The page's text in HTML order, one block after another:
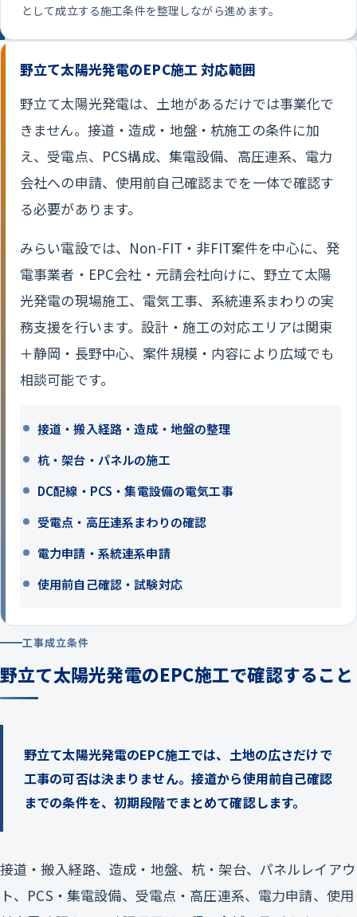
として成立する施工条件を整理しながら進めます。
野立て太陽光発電のEPC施工 対応範囲
野立て太陽光発電は、土地があるだけでは事業化で
きません。接道・造成・地盤・杭施工の条件に加
え、受電点、PCS構成、集電設備、高圧連系、電力
会社への申請、使用前自己確認までを一体で確認す
る必要があります。
みらい電設では、Non-FIT・非FIT案件を中心に、発
電事業者・EPC会社・元請会社向けに、野立て太陽
光発電の現場施工、電気工事、系統連系まわりの実
務支援を行います。設計・施工の対応エリアは関東
＋静岡・長野中心、案件規模・内容により広域でも
相談可能です。
接道・搬入経路・造成・地盤の整理
杭・架台・パネルの施工
DC配線・PCS・集電設備の電気工事
受電点・高圧連系まわりの確認
電力申請・系統連系申請
使用前自己確認・試験対応
工事成立条件
野立て太陽光発電のEPC施工で確認すること
野立て太陽光発電のEPC施工では、土地の広さだけで
工事の可否は決まりません。接道から使用前自己確認
までの条件を、初期段階でまとめて確認します。
接道・搬入経路、造成・地盤、杭・架台、パネルレイアウ
ト、PCS・集電設備、受電点・高圧連系、電力申請、使用